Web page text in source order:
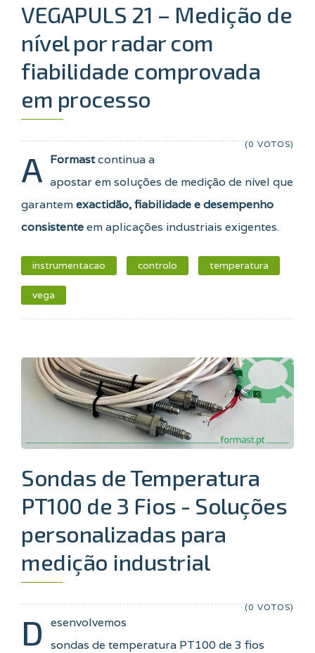
VEGAPULS 21 – Medição de
nível por radar com
fiabilidade comprovada
em processo
(0 VOTOS)
A Formastcontinua a
apostar em soluções de medição de nível que
garantemexactidão, fiabilidade e desempenho
consistenteem aplicações industriais exigentes.
instrumentacao controlo temperatura
vega
Sondas de Temperatura
PT100 de 3 Fios - Soluções
personalizadas para
medição industrial
(0 VOTOS)
D
esenvolvemos
sondas de temperatura PT100 de 3 fios